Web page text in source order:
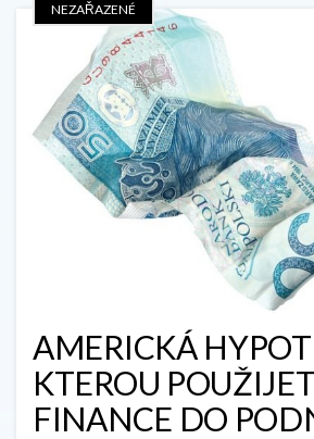
NEZAŘAZENÉ
AMERICKÁ
KTEROU
FINANCE DO